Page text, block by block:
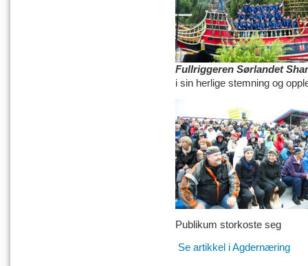
Fullriggeren Sørlandet
i sin herlige stemning og
Publikum storkoste seg
Se artikkel i Agdernæring